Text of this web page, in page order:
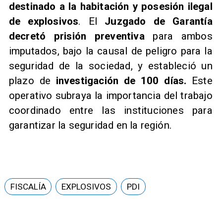
destinado a la habitación y posesión ilegal
de explosivos. El Juzgado de Garantía
decretó prisión preventivapara ambos
imputados, bajo la causal de peligro para la
seguridad de la sociedad, y estableció un
plazo de investigación de 100 días. Este
operativo subraya la importancia del trabajo
coordinado entre las instituciones para
garantizar la seguridad en la región.
FISCALÍA EXPLOSIVOS PDI